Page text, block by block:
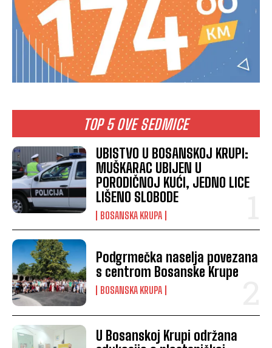
TOP 5 OVE SEDMICE
UBISTVO U BOSANSKOJ KRUPI:
MUŠKARAC UBIJEN U
PORODIČNOJ KUĆI, JEDNO LICE
LIŠENO SLOBODE
BOSANSKA KRUPA
Podgrmečka naselja povezana
s centrom Bosanske Krupe
BOSANSKA KRUPA
U Bosanskoj Krupi održana